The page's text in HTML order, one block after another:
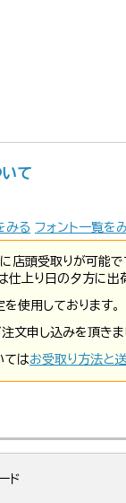
て
みる フォント一覧を
店頭受取りが可能
上り日の夕方に出荷
使用しております。
文申し込みを頂きま
てはお受取り方法と
ド